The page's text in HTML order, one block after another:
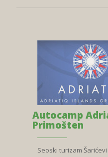
Autocamp
Primošten
Seoski turizam